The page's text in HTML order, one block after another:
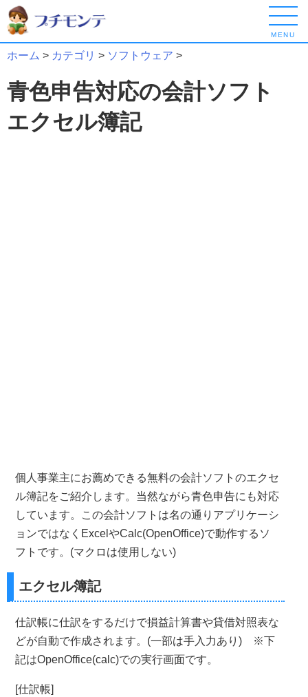
MENU
ホーム > カテゴリ > ソフトウェア >
青色申告対応の会計ソフト
エクセル簿記
個人事業主にお薦めできる無料の会計ソフトのエクセ
ル簿記をご紹介します。当然ながら青色申告にも対応
しています。この会計ソフトは名の通りアプリケーシ
ョンではなくExcelやCalc(OpenOffice)で動作するソ
フトです。(マクロは使用しない)
エクセル簿記
仕訳帳に仕訳をするだけで損益計算書や貸借対照表な
どが自動で作成されます。(一部は手入力あり) ※下
記はOpenOffice(calc)での実行画面です。
[仕訳帳]